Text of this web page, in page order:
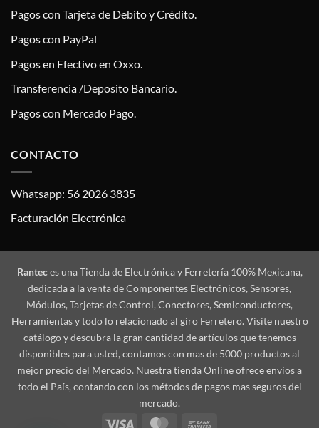
Pagos con Tarjeta de Debito y Crédito.
Pagos con PayPal
Pagos en Efectivo en Oxxo.
Transferencia /Deposito Bancario.
Pagos con Mercado Pago.
CONTACTO
Whatsapp: 56 2026 3835
Facturación Electrónica
Ranteces una Tienda de Electrónica y Ferretería 100% Mexicana,
dedicada a la venta de Componentes Electrónicos, Sensores,
Módulos, Tarjetas de Control, Conectores, Semiconductores,
Herramientas y todo lo relacionado al giro Ferretero. Visite nuestro
catálogo y descubra la gran cantidad de artículos que tenemos
disponibles para usted, contamos con mas de 5000 productos al
mejor precio del Mercado. Nuestra tienda Online ofrece envíos a
todo el País, contando con los métodos de pagos mas seguros del
mercado.
Visa
MasterCard